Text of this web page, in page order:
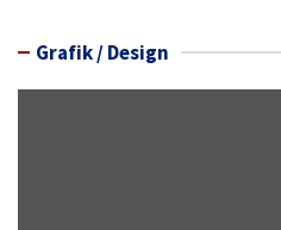
Grafik / Design